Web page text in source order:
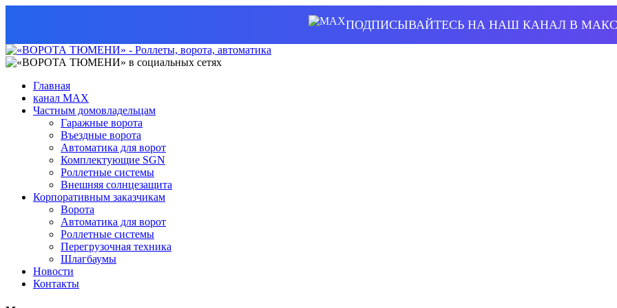
ПОДПИСЫВАЙТЕСЬ НА НАШ КАНАЛ В МАКС
Главная
канал MAX
Частным домовладельцам
Гаражные ворота
Въездные ворота
Автоматика для ворот
Комплектующие SGN
Роллетные системы
Внешняя солнцезащита
Корпоративным заказчикам
Ворота
Автоматика для ворот
Роллетные системы
Перегрузочная техника
Шлагбаумы
Новости
Контакты